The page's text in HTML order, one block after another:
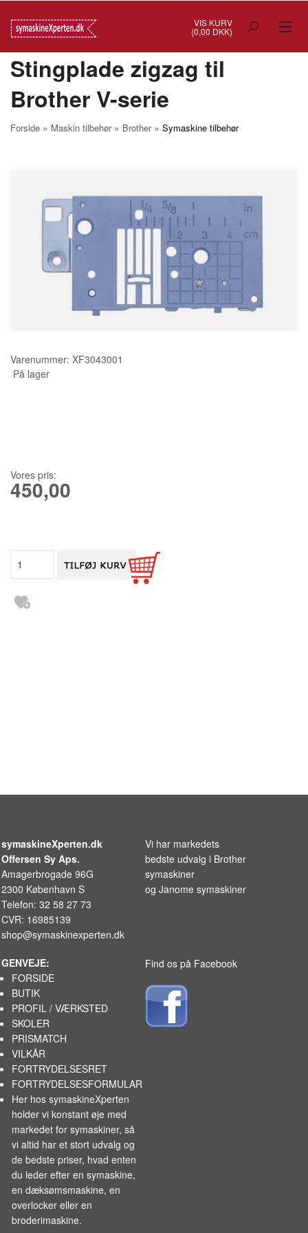
VIS KURV
(0,00 DKK)
TILBUD
SYMASKINER
INDUSTRI
BRUGTE/DEMO
MASKIN TILBEHØR
SCANNCUT
Stingplade zigzag til
Brother V-serie
Forside » Maskin tilbehør» Brother» Symaskine tilbehør
Varenummer: XF3043001
På lager
Vores pris:
450,00
symaskineXperten.dk
Offersen Sy Aps.
Amagerbrogade 96G
2300 København S
Telefon: 32 58 27 73
CVR: 16985139
shop@symaskinexperten.dk
Vi har markedets
bedste udvalg i Brother
symaskiner
og Janome symaskiner
GENVEJE:
FORSIDE
BUTIK
PROFIL / VÆRKSTED
SKOLER
PRISMATCH
VILKÅR
FORTRYDELSESRET
FORTRYDELSESFORMULAR
Her hos symaskineXperten
holder vi konstant øje med
markedet forsymaskiner, så
vi altid har et stort udvalg og
de bedste priser, hvad enten
du leder efter en symaskine,
en dæksømsmaskine, en
overlocker eller en
broderimaskine.
Find os på Facebook